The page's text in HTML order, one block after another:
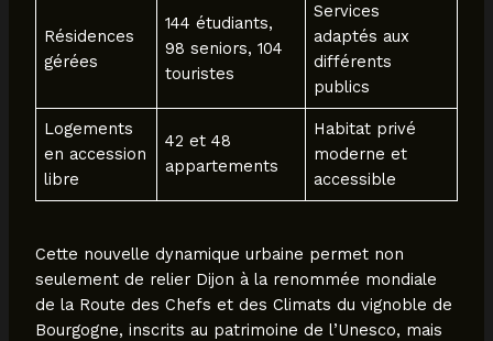
Résidences
gérées
144 étudiants,
98 seniors, 104
touristes
Services
adaptés aux
différents
publics
Logements
en accession
libre
42 et 48
appartements
Habitat privé
moderne et
accessible
Cette nouvelle dynamique urbaine permet non
seulement de relier Dijon à la renommée mondiale
de la Route des Chefs et des Climats du vignoble de
Bourgogne, inscrits au patrimoine de l’Unesco, mais